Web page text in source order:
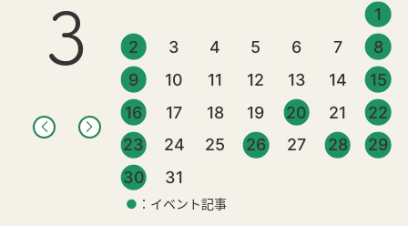
3
1
2
3 4 5 6 7
8
9
10 11 12 13 14
15
16
17 18 19 20 21
22
23
24 25 26 27 28
29
30
31
● ：イベント記事